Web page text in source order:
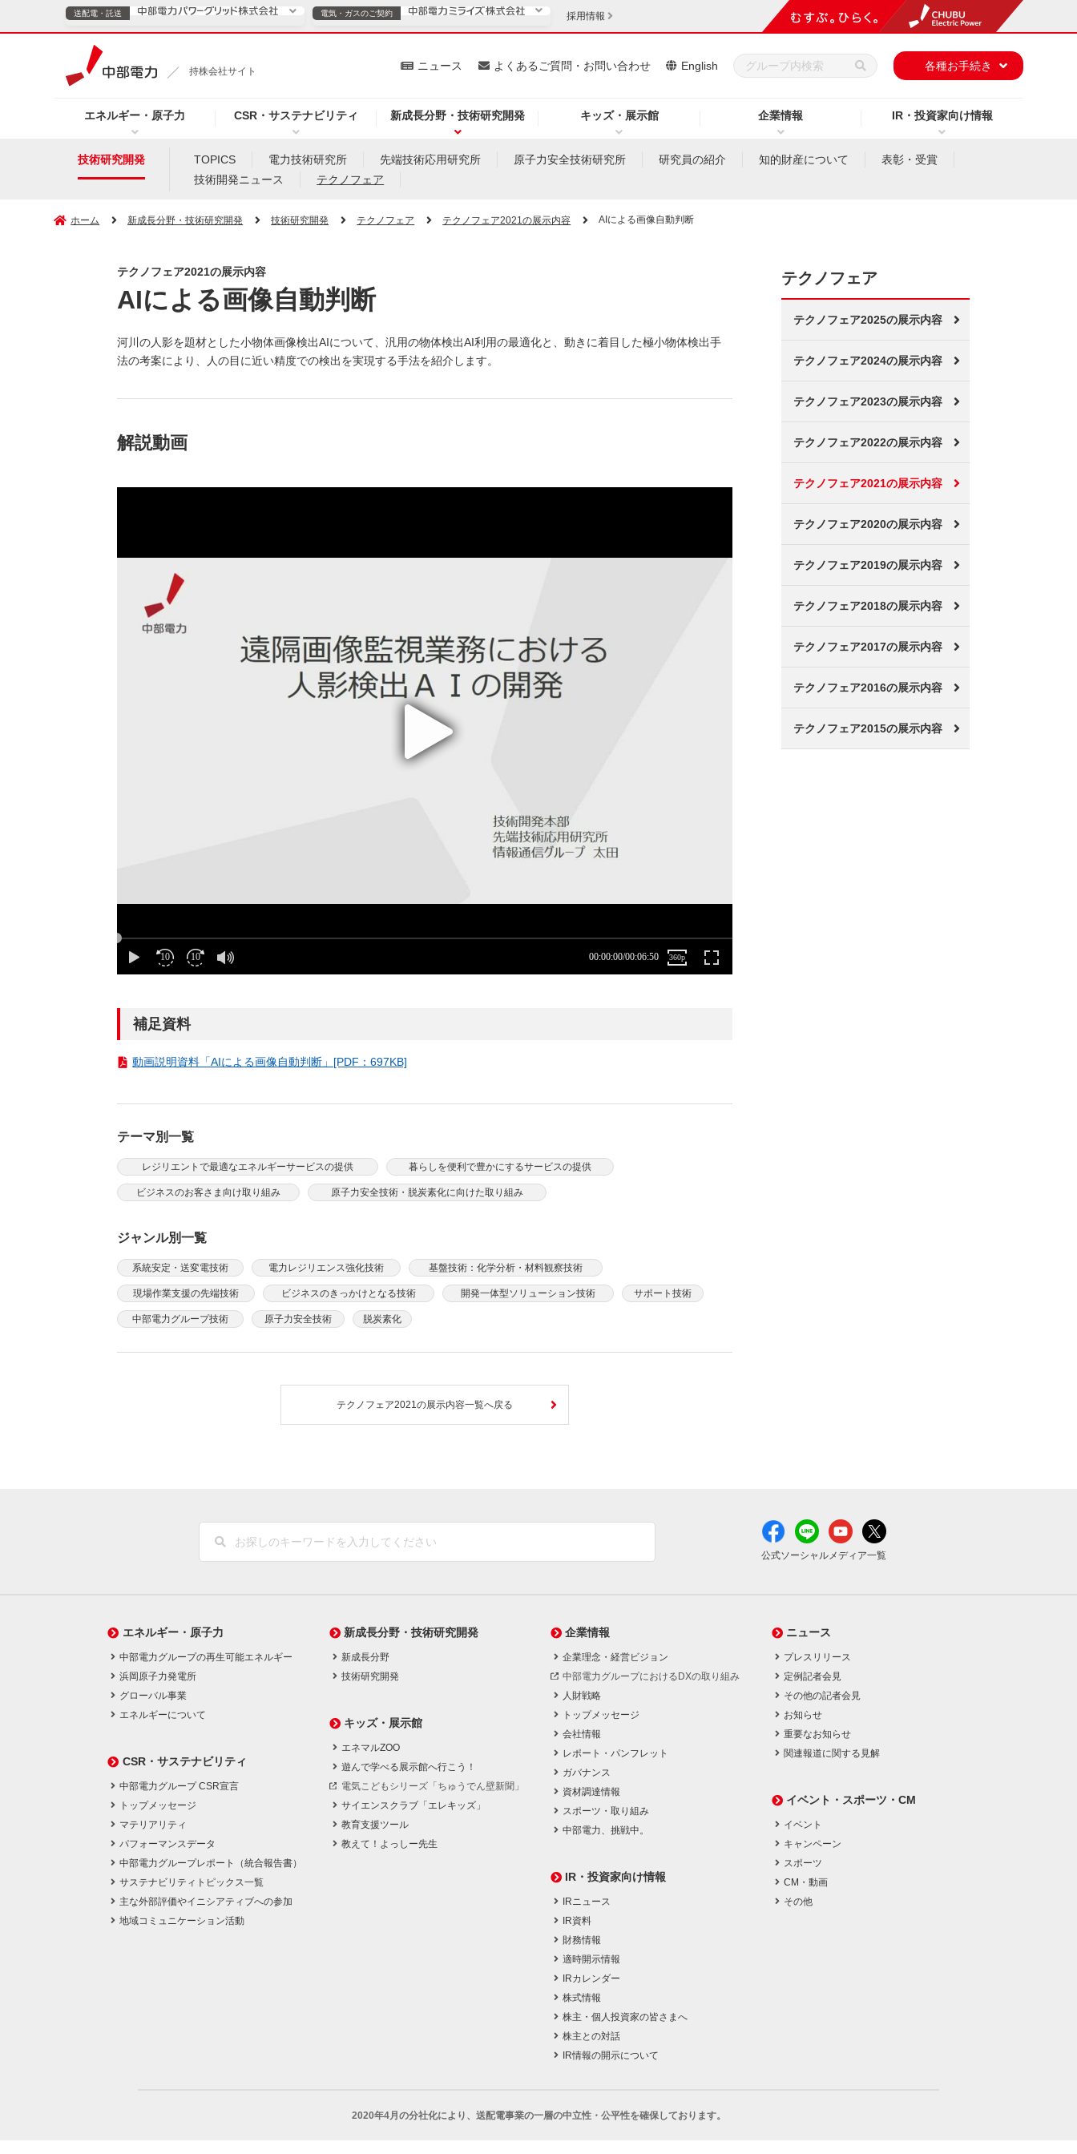
持株会社サイト
エネルギー・原子力 CSR・サステナビリティ 新成長分野・技術研究開発 キッズ・展示館 企業情報 IR・投資家向け情報
ニュース よくあるご質問・お問い合わせ English 各種お手続き
送配電・託送
ニュース（新しいウィンドウを開きます）
よくあるご質問・お問い合わせ（新しいウィンドウを開きます）
電気・ガスのご契約
電気・ガスのご契約
（新しいウィンドウを開きます）
お知らせ （新しいウィンドウを開きます）
よくあるご質問・お問い合わせ
採用情報
技術研究開発 TOPICS 電力技術研究所 先端技術応用研究所 原子力安全技術研究所 研究員の紹介 知的財産について
表彰・受賞
技術開発ニュース
テクノフェア
ホーム 新成長分野・技術研究開発 技術研究開発 テクノフェア テクノフェア2021の展示内容 AIによる画像自動判断
テクノフェア2021の展示内容
AIによる画像自動判断
河川の人影を題材とした小物体画像検出AIについて、汎用の物体検出AI利用の最適化と、動きに着目した極小物体検出手
法の考案により、人の目に近い精度での検出を実現する手法を紹介します。
解説動画
補足資料
動画説明資料「AIによる画像自動判断」[PDF：697KB]
テーマ別一覧
レジリエントで最適なエネルギーサービスの提供 暮らしを便利で豊かにするサービスの提供
ビジネスのお客さま向け取り組み 原子力安全技術・脱炭素化に向けた取り組み
ジャンル別一覧
系統安定・送変電技術 電力レジリエンス強化技術 基盤技術：化学分析・材料観察技術
現場作業支援の先端技術 ビジネスのきっかけとなる技術 開発一体型ソリューション技術 サポート技術
中部電力グループ技術 原子力安全技術 脱炭素化
テクノフェア2021の展示内容一覧へ戻る
テクノフェア
テクノフェア2025の展示内容
テクノフェア2024の展示内容
テクノフェア2023の展示内容
テクノフェア2022の展示内容
テクノフェア2021の展示内容
テクノフェア2020の展示内容
テクノフェア2019の展示内容
テクノフェア2018の展示内容
テクノフェア2017の展示内容
テクノフェア2016の展示内容
テクノフェア2015の展示内容
公式ソーシャルメディア一覧
エネルギー・原子力
中部電力グループの再生可能エネルギー
浜岡原子力発電所
グローバル事業
エネルギーについて
CSR・サステナビリティ
中部電力グループ CSR宣言
トップメッセージ
マテリアリティ
パフォーマンスデータ
中部電力グループレポート（統合報告書）
サステナビリティトピックス一覧
主な外部評価やイニシアティブへの参加
地域コミュニケーション活動
新成長分野・技術研究開発
新成長分野
技術研究開発
キッズ・展示館
エネマルZOO
遊んで学べる展示館へ行こう！
電気こどもシリーズ「ちゅうでん壁新聞」
サイエンスクラブ「エレキッズ」
教育支援ツール
教えて！よっしー先生
企業情報
企業理念・経営ビジョン
中部電力グループにおけるDXの取り組み
人財戦略
トップメッセージ
会社情報
レポート・パンフレット
ガバナンス
資材調達情報
スポーツ・取り組み
中部電力、挑戦中。
IR・投資家向け情報
IRニュース
IR資料
財務情報
適時開示情報
IRカレンダー
株式情報
株主・個人投資家の皆さまへ
株主との対話
IR情報の開示について
ニュース
プレスリリース
定例記者会見
その他の記者会見
お知らせ
重要なお知らせ
関連報道に関する見解
イベント・スポーツ・CM
イベント
キャンペーン
スポーツ
CM・動画
その他
2020年4月の分社化により、 送配電事業の一層の中立性・公平性を確保しております。